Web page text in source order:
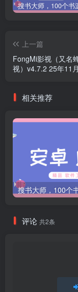
搜书大师，100个书
上一篇
FongMi影视（又名
视）v4.7.2 25年11月4日更
相关推荐
搜书大师，100个
评论 共2条